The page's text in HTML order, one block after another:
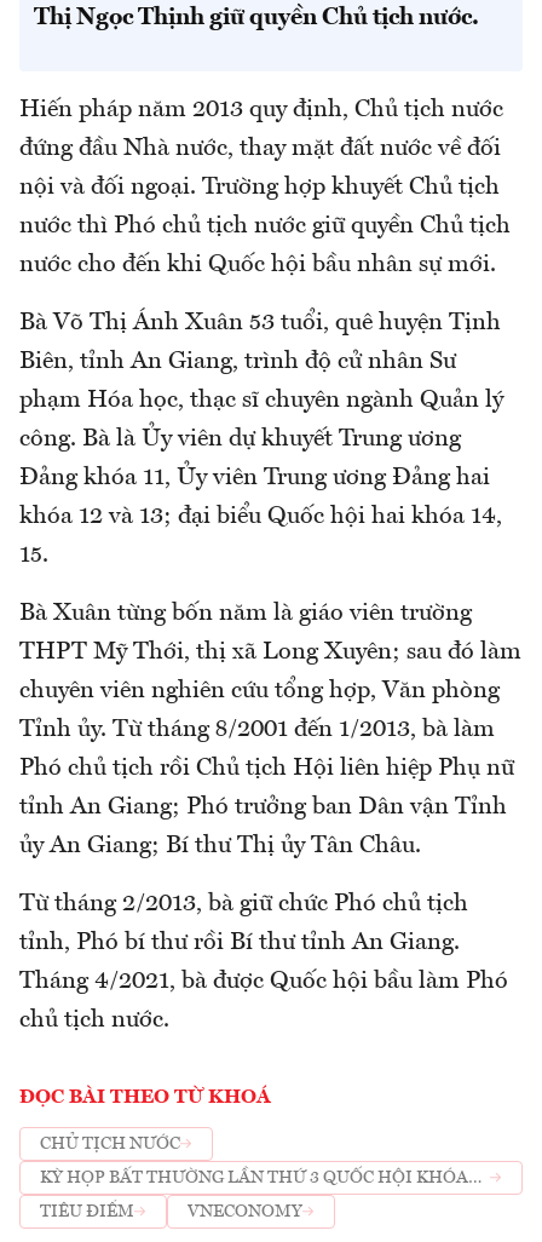
Thị Ngọc Thịnh giữ quyền Chủ tịch nước.
Hiến pháp năm 2013 quy định, Chủ tịch nước
đứng đầu Nhà nước, thay mặt đất nước về đối
nội và đối ngoại. Trường hợp khuyết Chủ tịch
nước thì Phó chủ tịch nước giữ quyền Chủ tịch
nước cho đến khi Quốc hội bầu nhân sự mới.
Bà Võ Thị Ánh Xuân 53 tuổi, quê huyện Tịnh
Biên, tỉnh An Giang, trình độ cử nhân Sư
phạm Hóa học, thạc sĩ chuyên ngành Quản lý
công. Bà là Ủy viên dự khuyết Trung ương
Đảng khóa 11, Ủy viên Trung ương Đảng hai
khóa 12 và 13; đại biểu Quốc hội hai khóa 14,
15.
Bà Xuân từng bốn năm là giáo viên trường
THPT Mỹ Thới, thị xã Long Xuyên; sau đó làm
chuyên viên nghiên cứu tổng hợp, Văn phòng
Tỉnh ủy. Từ tháng 8/2001 đến 1/2013, bà làm
Phó chủ tịch rồi Chủ tịch Hội liên hiệp Phụ nữ
tỉnh An Giang; Phó trưởng ban Dân vận Tỉnh
ủy An Giang; Bí thư Thị ủy Tân Châu.
Từ tháng 2/2013, bà giữ chức Phó chủ tịch
tỉnh, Phó bí thư rồi Bí thư tỉnh An Giang.
Tháng 4/2021, bà được Quốc hội bầu làm Phó
chủ tịch nước.
ĐỌC BÀI THEO TỪ KHOÁ
CHỦ TỊCH NƯỚC
KỲ HỌP BẤT THƯỜNG LẦN THỨ 3 QUỐC HỘI KHÓA
XV
TIÊU ĐIỂM VNECONOMY